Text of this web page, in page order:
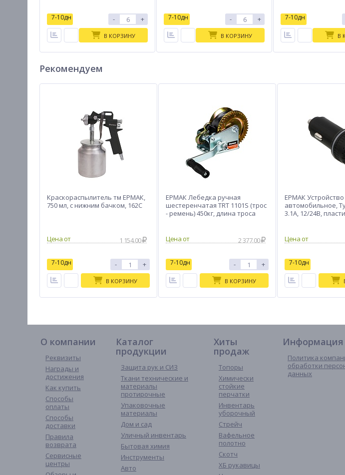
7-10дн - +
В КОРЗИНУ
7-10дн - +
В КОРЗИНУ
7-10дн
В
Рекомендуем
Краскораспылитель тм ЕРМАК,
750 мл, с нижним бачком, 162C
1 154.00
7-10дн - +
В КОРЗИНУ
ЕРМАК Лебедка ручная
шестеренчатая TRT 1101S (трос
- ремень) 450кг, длина троса
2 377.00
7-10дн - +
В КОРЗИНУ
ЕРМАК
автомобильное,
3.1А, 12/24В,
7-10дн
О компании
Реквизиты
Награды и
достижения
Как купить
Способы
оплаты
Способы
доставки
Правила
возврата
Сервисные
центры
Каталог
продукции
Защита рук и СИЗ
Ткани технические и
материалы
протирочные
Упаковочные
материалы
Дом и сад
Уличный инвентарь
Бытовая химия
Инструменты
Авто
Хиты
продаж
Топоры
Химически
стойкие
перчатки
Инвентарь
уборочный
Стрейч
Вафельное
полотно
Скотч
ХБ рукавицы
Информация
Политика
обработки
данных